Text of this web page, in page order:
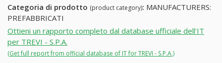
Categoria di prodotto (product category): MANUFACTURERS:
PREFABBRICATI
Ottieni un rapporto completo dal database ufficiale dell'IT
per TREVI - S.P.A.
(Get full report from official database of IT for TREVI - S.P.A.)